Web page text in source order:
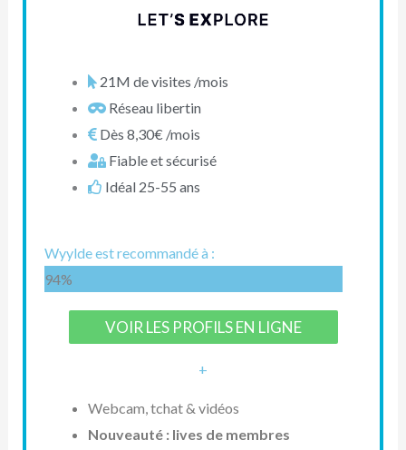
21M de visites /mois
Réseau libertin
Dès 8,30€ /mois
Fiable et sécurisé
Idéal 25-55 ans
Wyylde est recommandé à :
94%
VOIR LES PROFILS EN LIGNE
+
Webcam, tchat & vidéos
Nouveauté : lives de membres